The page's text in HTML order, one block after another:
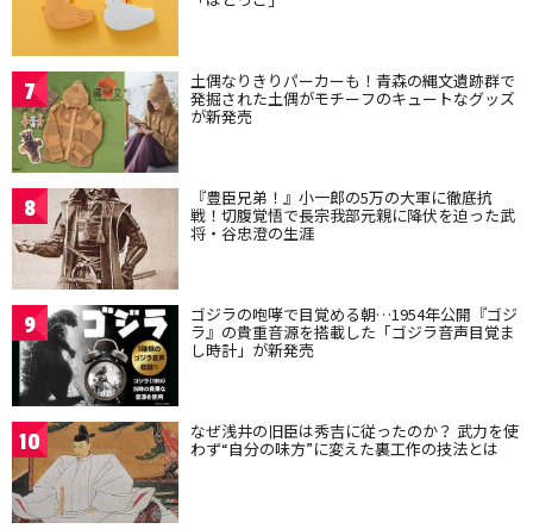
7 土偶なりきりパーカーも！青森の縄文遺跡群で
発掘された土偶がモチーフのキュートなグッズ
が新発売
8 『豊臣兄弟！』小一郎の5万の大軍に徹底抗
戦！切腹覚悟で長宗我部元親に降伏を迫った武
将・谷忠澄の生涯
9 ゴジラの咆哮で目覚める朝…1954年公開『ゴジ
ラ』の貴重音源を搭載した「ゴジラ音声目覚ま
し時計」が新発売
10 なぜ浅井の旧臣は秀吉に従ったのか？ 武力を使
わず“自分の味方”に変えた裏工作の技法とは